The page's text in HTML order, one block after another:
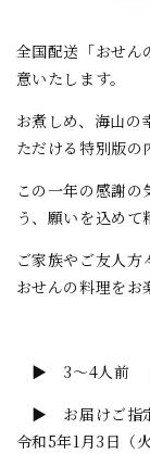
全国配送「おせん
意いたします。
お煮しめ、海山の
ただける特別版の
この一年の感謝
う、願いを込めて
ご家族やご友人
おせんの料理をお
▶ 3～4人前 ：
▶ お届けご指
令和5年1月3日（火